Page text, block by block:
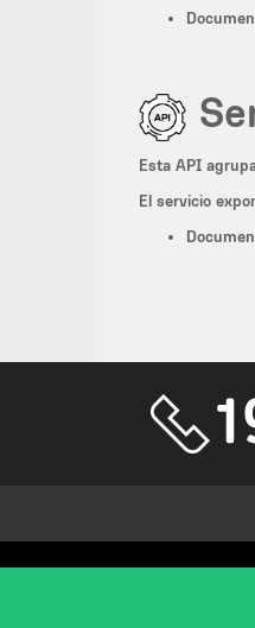
Esta API
El servicio